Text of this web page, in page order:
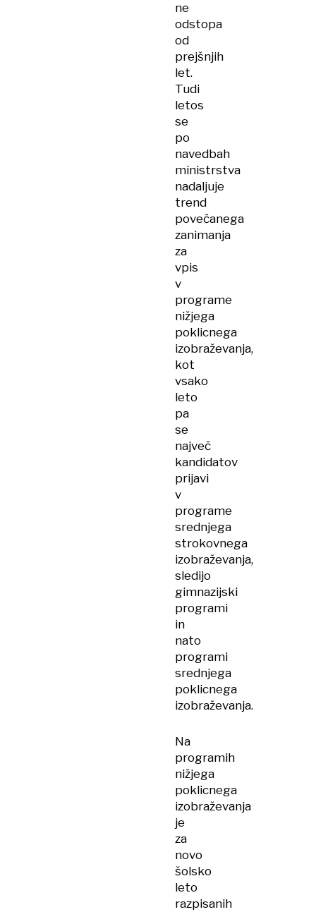
ne
odstopa
od
prejšnjih
let.
Tudi
letos
se
po
navedbah
ministrstva
nadaljuje
trend
povečanega
zanimanja
za
vpis
v
programe
nižjega
poklicnega
izobraževanja,
kot
vsako
leto
pa
se
največ
kandidatov
prijavi
v
programe
srednjega
strokovnega
izobraževanja,
sledijo
gimnazijski
programi
in
nato
programi
srednjega
poklicnega
izobraževanja.
Na
programih
nižjega
poklicnega
izobraževanja
je
za
novo
šolsko
leto
razpisanih